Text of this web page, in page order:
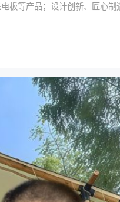
等产品；设计创新、匠心